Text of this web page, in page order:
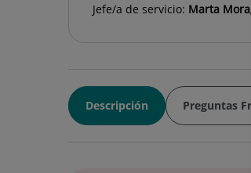
Jefe/a de servicio: Marta
Descripción Preguntas